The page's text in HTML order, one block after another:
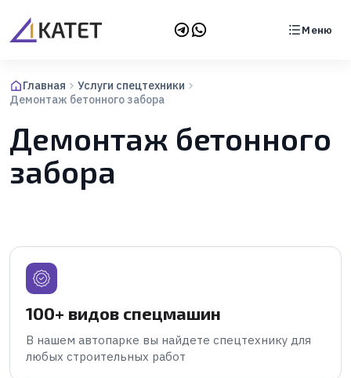
Меню
Главная
Услуги спецтехники
Демонтаж бетонного забора
Демонтаж бетонного
забора
100+ видов спецмашин
В нашем автопарке вы найдете спецтехнику для
любых строительных работ